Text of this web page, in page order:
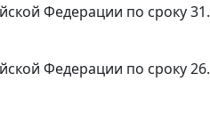
Федерации по сроку
Федерации по сроку